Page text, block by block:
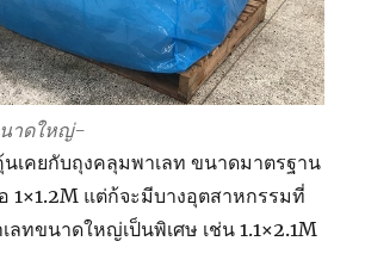
าดใหญ่-
นเคยกับถุงคลุมพาเลท ขนาดมาตรฐาน
1×1.2M แต่ก้จะมีบางอุตสาหกรรมที่
ลทขนาดใหญ่เป็นพิเศษ เช่น 1.1×2.1M